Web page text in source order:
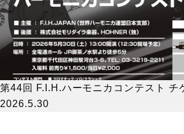
第44回 F.I.H.ハーモニカコンテスト チ
2026.5.30